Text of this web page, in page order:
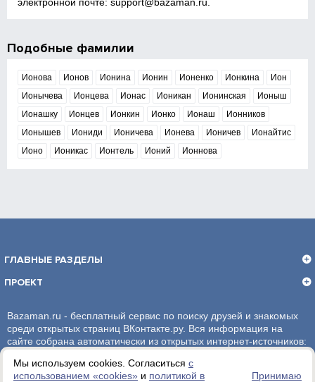
Мы используем cookies. Согласиться с
использованием «сookies» и политикой в Принимаю
Подобные фамилии
Ионова Ионов Ионина Ионин Ионенко Ионкина
Ион
Ионычева
Ионцева Ионас Ионикан Ионинская
Ионыш
Ионашку
Ионцев Ионкин Ионко Ионаш
Ионников
Ионышев
Иониди Ионичева Ионева Ионичев
Ионайтис
Ионо
Ионикас Ионтель Ионий Ионнова
ГЛАВНЫЕ РАЗДЕЛЫ
ПРОЕКТ
Bazaman.ru - бесплатный сервис по поиску друзей и знакомых
среди открытых страниц ВКонтакте.ру. Вся информация на
сайте собрана автоматически из открытых интернет-источников:
администрация сайта ответственности не несет.